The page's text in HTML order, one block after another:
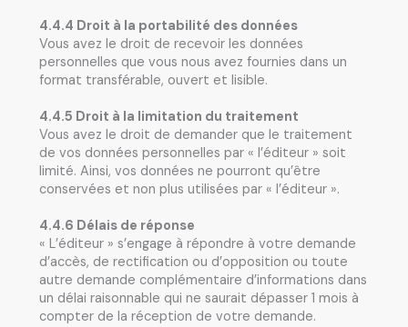
4.4.4 Droit à la portabilité des données
Vous avez le droit de recevoir les données
personnelles que vous nous avez fournies dans un
format transférable, ouvert et lisible.
4.4.5 Droit à la limitation du traitement
Vous avez le droit de demander que le traitement
de vos données personnelles par « l’éditeur » soit
limité. Ainsi, vos données ne pourront qu’être
conservées et non plus utilisées par « l’éditeur ».
4.4.6 Délais de réponse
« L’éditeur » s’engage à répondre à votre demande
d’accès, de rectification ou d’opposition ou toute
autre demande complémentaire d’informations dans
un délai raisonnable qui ne saurait dépasser 1 mois à
compter de la réception de votre demande.